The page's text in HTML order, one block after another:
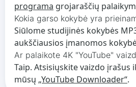
programa grojaraščių
Kokia garso kokybė yra
Siūlome studijinės kokybės
aukščiausios įmanomos
Ar palaikote 4K "YouTube"
Taip. Atsisiųskite vaizdo įrašus
mūsų „YouTube Downloader“.